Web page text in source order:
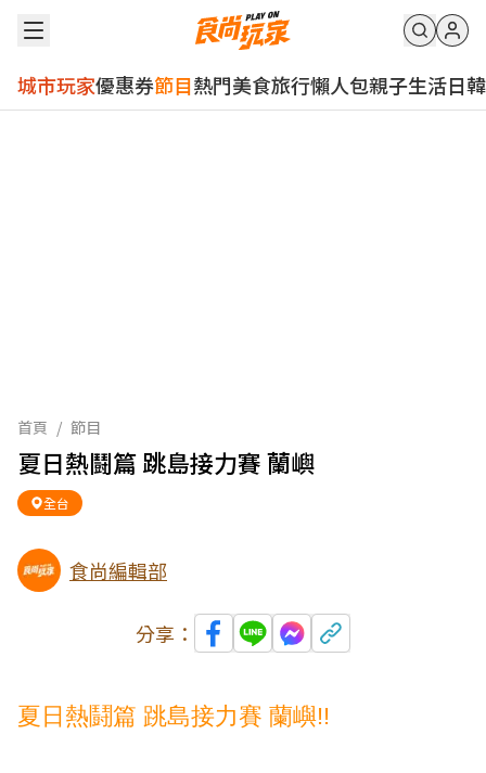
城市玩家優惠券節目熱門美食旅行懶人包親子生活日韓
首頁 / 節目
夏日熱鬪篇 跳島接力賽 蘭嶼
全台
食尚編輯部
分享：
夏日熱鬪篇 跳島接力賽 蘭嶼!!